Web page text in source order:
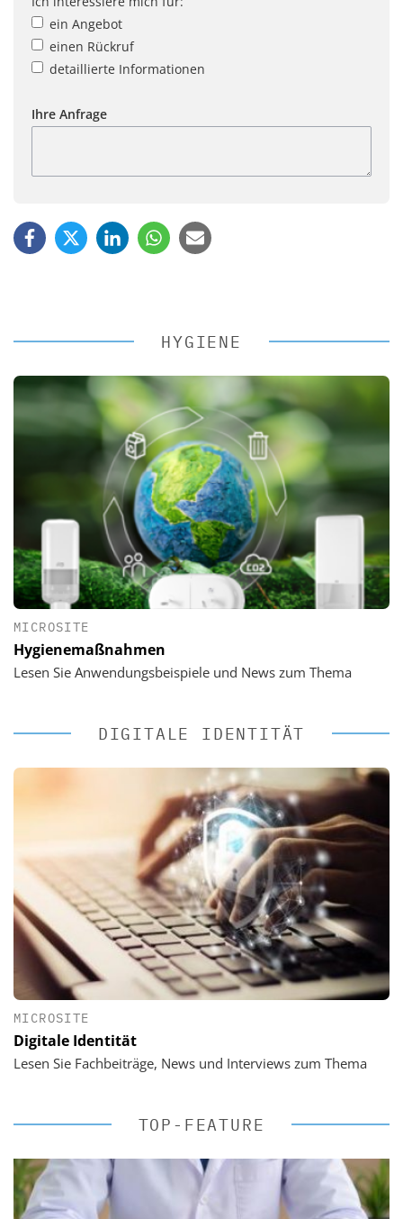
ein Angebot
einen Rückruf
detaillierte Informationen
Ihre Anfrage
HYGIENE
MICROSITE
Hygienemaßnahmen
Lesen Sie Anwendungsbeispiele und News zum Thema
DIGITALE IDENTITÄT
MICROSITE
Digitale Identität
Lesen Sie Fachbeiträge, News und Interviews zum Thema
TOP-FEATURE